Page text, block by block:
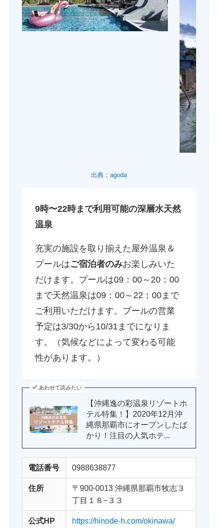
出典：agoda
9時〜22時まで利用可能の深層水天然
温泉
充実の施設を取り揃えた屋外温泉＆
プールはご宿泊者のみお楽しみいた
だけます。プールは09：00～20：00
まで天然温泉は09：00～22：00まで
ご利用いただけます。プールの営業
予定は3/30から10/31までになりま
す。（気候などによって変わる可能
性があります。）
あわせて読みたい
【沖縄逸の彩温泉リゾートホ
テル特集！】2020年12月沖
縄県那覇市にオープンしたば
かり！注目の人気ホテ...
電話番号 0988638877
住所
〒900-0013 沖縄県那覇市牧志３
丁目１８−３３
公式HP https://hinode-h.com/okinawa/